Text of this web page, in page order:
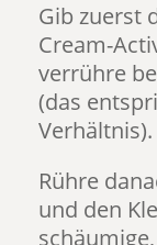
Gib zuerst
Cream-
verrühre
(das
Verhältnis).
Rühre
und den